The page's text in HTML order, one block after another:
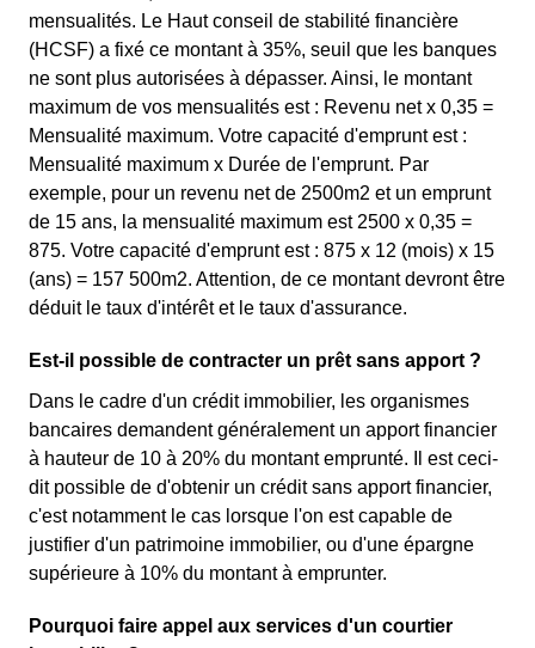
mensualités. Le Haut conseil de stabilité financière
(HCSF) a fixé ce montant à 35%, seuil que les banques
ne sont plus autorisées à dépasser. Ainsi, le montant
maximum de vos mensualités est : Revenu net x 0,35 =
Mensualité maximum. Votre capacité d'emprunt est :
Mensualité maximum x Durée de l'emprunt. Par
exemple, pour un revenu net de 2500m2 et un emprunt
de 15 ans, la mensualité maximum est 2500 x 0,35 =
875. Votre capacité d'emprunt est : 875 x 12 (mois) x 15
(ans) = 157 500m2. Attention, de ce montant devront être
déduit le taux d'intérêt et le taux d'assurance.
Est-il possible de contracter un prêt sans apport ?
Dans le cadre d'un crédit immobilier, les organismes
bancaires demandent généralement un apport financier
à hauteur de 10 à 20% du montant emprunté. Il est ceci-
dit possible de d'obtenir un crédit sans apport financier,
c'est notamment le cas lorsque l'on est capable de
justifier d'un patrimoine immobilier, ou d'une épargne
supérieure à 10% du montant à emprunter.
Pourquoi faire appel aux services d'un courtier